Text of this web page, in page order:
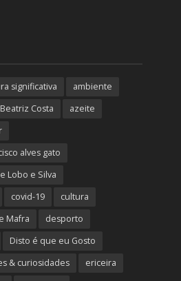
significativa
ambiente
Costa
azeite
alves gato
Lobo e Silva
covid-19
cultura
Mafra
desporto
Disto é que eu Gosto
& curiosidades
ericeira